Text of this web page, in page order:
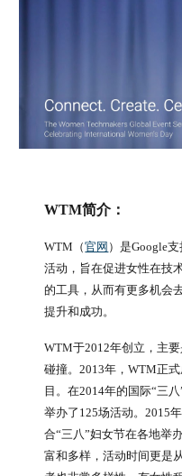
WTM简介：
WTM（官网 ）是Google
活动，旨在促进女性在技
的工具，从而有更多机会
提升和成功。
WTM于2012年创立，主
碰撞。2013年，WTM正
目。在2014年的国际“三
举办了125场活动。2015
合“三八”妇女节在各地举
富和多样，活动时间更是